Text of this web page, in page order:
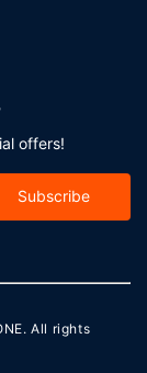
offers!
Subscribe
. All rights